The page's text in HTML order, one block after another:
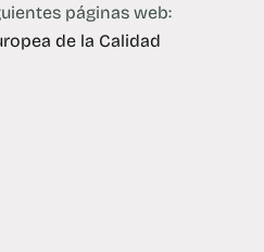
páginas web:
de la Calidad